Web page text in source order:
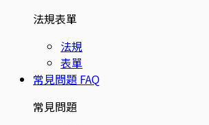
法規表單
法規
表單
常見問題 FAQ
常見問題